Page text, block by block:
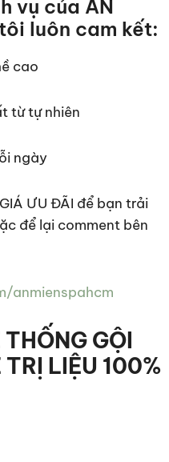
vụ của AN
luôn cam kết:
cao
từ tự nhiên
ngày
ƯU ĐÃI để bạn trải
để lại comment bên
anmienspahcm
GỘI
LIỆU 100%